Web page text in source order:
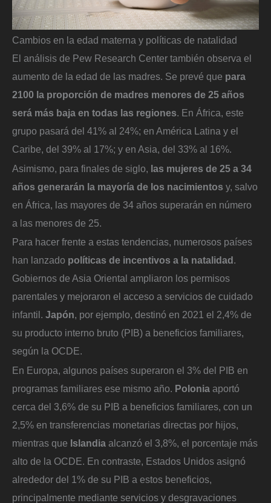
Cambios en la edad materna y políticas de natalidad
El análisis de Pew Research Center también observa el
aumento de la edad de las madres. Se prevé que para
2100 la proporción de madres menores de 25 años
será más baja en todas las regiones. En África, este
grupo pasará del 41% al 24%; en América Latina y el
Caribe, del 39% al 17%; y en Asia, del 33% al 16%.
Asimismo, para finales de siglo, las mujeres de 25 a 34
años generarán la mayoría de los nacimientos y, salvo
en África, las mayores de 34 años superarán en número
a las menores de 25.
Para hacer frente a estas tendencias, numerosos países
han lanzado políticas de incentivos a la natalidad .
Gobiernos de Asia Oriental ampliaron los permisos
parentales y mejoraron el acceso a servicios de cuidado
infantil. Japón, por ejemplo, destinó en 2021 el 2,4% de
su producto interno bruto (PIB) a beneficios familiares,
según la OCDE.
En Europa, algunos países superaron el 3% del PIB en
programas familiares ese mismo año. Polonia aportó
cerca del 3,6% de su PIB a beneficios familiares, con un
2,5% en transferencias monetarias directas por hijos,
mientras que Islandia alcanzó el 3,8%, el porcentaje más
alto de la OCDE. En contraste, Estados Unidos asignó
alrededor del 1% de su PIB a estos beneficios,
principalmente mediante servicios y desgravaciones